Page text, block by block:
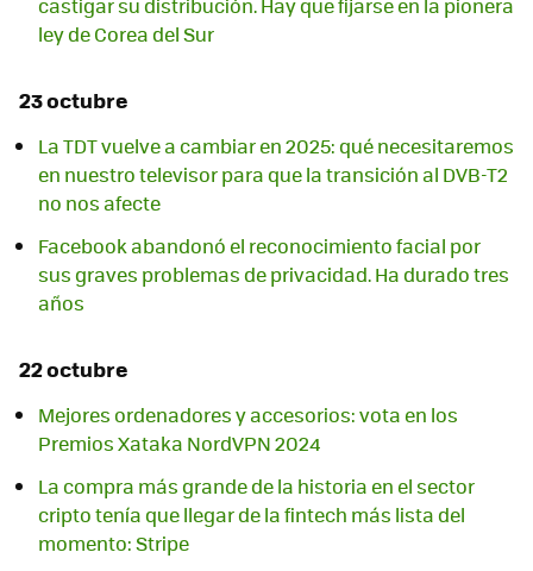
ley de Corea del Sur
23 octubre
La TDT vuelve a cambiar en 2025: qué necesitaremos
en nuestro televisor para que la transición al DVB-T2
no nos afecte
Facebook abandonó el reconocimiento facial por
sus graves problemas de privacidad. Ha durado tres
años
22 octubre
Mejores ordenadores y accesorios: vota en los
Premios Xataka NordVPN 2024
La compra más grande de la historia en el sector
cripto tenía que llegar de la fintech más lista del
momento: Stripe